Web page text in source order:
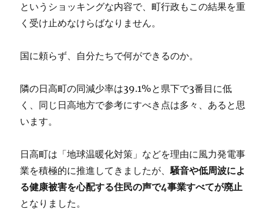
というショッキングな内容で、町行政もこの結果を重
く受け止めなけらばなりません。
国に頼らず、自分たちで何ができるのか。
隣の日高町の同減少率は39.1%と県下で3番目に低
く、同じ日高地方で参考にすべき点は多々、あると思
います。
日高町は「地球温暖化対策」などを理由に風力発電事
業を積極的に推進してきましたが、騒音や低周波によ
る健康被害を心配する住民の声で4事業すべてが廃止
となりました。